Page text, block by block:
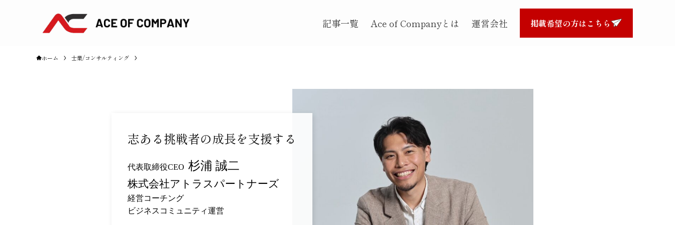
記事一覧 Ace of Companyとは 運営会社 掲載希望の方はこちら
ホーム 士業/コンサルティング
志ある挑戦者の成長を支援する
代表取締役CEO 杉浦 誠二
株式会社アトラスパートナーズ
経営コーチング
ビジネスコミュニティ運営